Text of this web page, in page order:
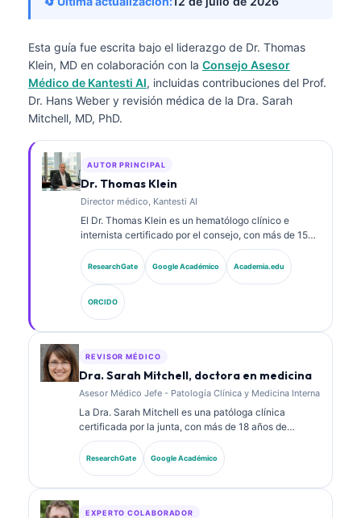
Esta guía fue escrita bajo el liderazgo de Dr. Thomas
Klein, MD en colaboración con la Consejo Asesor
Médico de Kantesti AI, incluidas contribuciones del Prof.
Dr. Hans Weber y revisión médica de la Dra. Sarah
Mitchell, MD, PhD.
AUTOR PRINCIPAL
Dr. Thomas Klein
Director médico, Kantesti AI
El Dr. Thomas Klein es un hematólogo clínico e
internista certificado por el consejo, con más de 15
años de experiencia en medicina de laboratorio y
análisis clínico asistido por IA. Como Director Médico
(Chief Medical Officer) en Kantesti AI, proporciona
supervisión clínica sobre la exactitud médica de la
red neuronal propietaria. El Dr. Klein ha publicado
ampliamente sobre la interpretación de
biomarcadores y los diagnósticos de laboratorio en
temas de medicina de laboratorio.
ResearchGate Google Académico Academia.edu
ORCIDO
REVISOR MÉDICO
Dra. Sarah Mitchell, doctora en medicina
Asesor Médico Jefe - Patología Clínica y Medicina Interna
La Dra. Sarah Mitchell es una patóloga clínica
certificada por la junta, con más de 18 años de
experiencia en medicina de laboratorio y análisis
diagnósticos. Tiene certificaciones de especialidad
en química clínica y ha publicado extensamente
ResearchGate Google Académico
EXPERTO COLABORADOR